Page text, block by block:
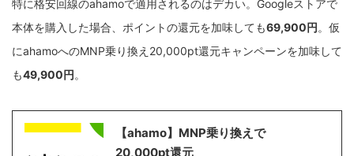
特に格安回線のahamoで適用されるのはデカい。Googleストアで
本体を購入した場合、ポイントの還元を加味しても69,900円。仮
にahamoへのMNP乗り換え20,000pt還元キャンペーンを加味して
も49,900円。
【ahamo】MNP乗り換えで
20,000pt還元